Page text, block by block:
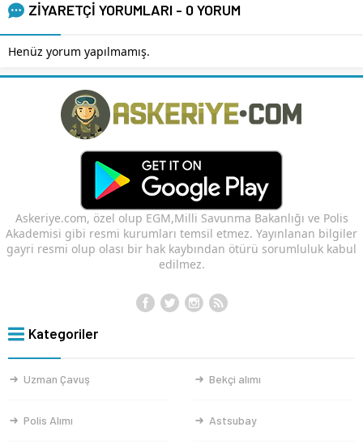
ZİYARETÇİ YORUMLARI - 0 YORUM
Henüz yorum yapılmamış.
Askeriye.com, özel olup EGM,Milli Savunma Bakanlığı ve Polis
Akademisi gibi resmi kurumları temsil etmez. Yayınlanan bilgiler
gayri resmi olup olası bir hak kaybından ötürü sorumluluk kabul
edilmez.
Kategoriler
Uzman Çavuş Bekçi alımı
Polis Alımı Astsubay